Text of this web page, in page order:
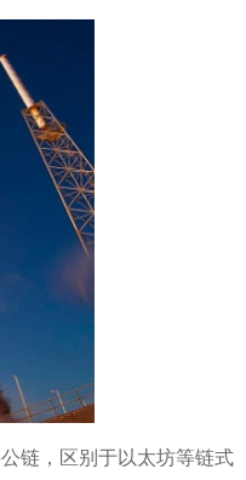
链，区别于以太坊等链式